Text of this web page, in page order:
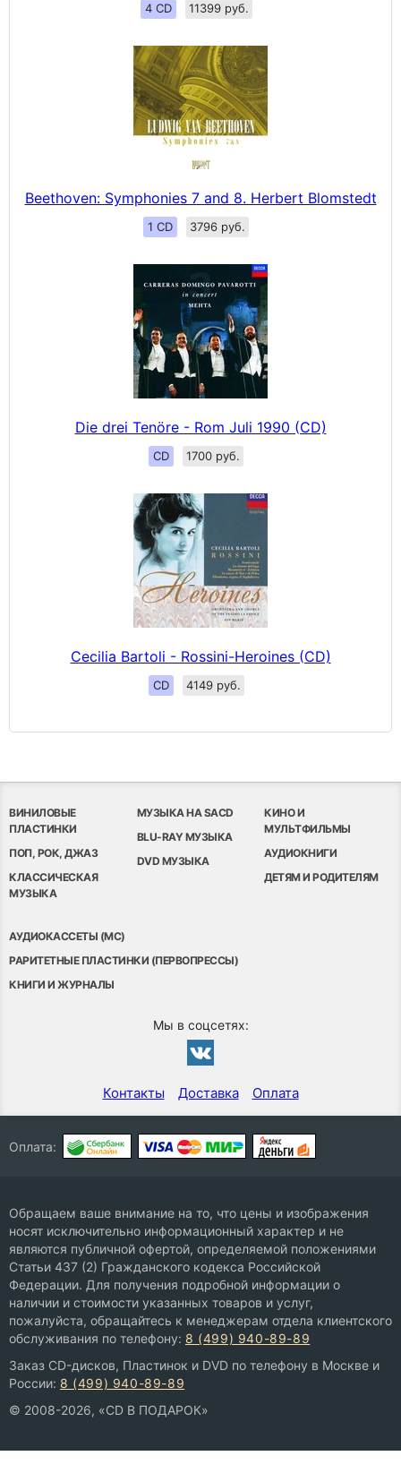
4 CD 11399 руб.
Beethoven: Symphonies 7 and 8. Herbert Blomstedt
1 CD 3796 руб.
Die drei Tenöre - Rom Juli 1990 (CD)
CD 1700 руб.
Cecilia Bartoli - Rossini-Heroines (CD)
CD 4149 руб.
ВИНИЛОВЫЕ
ПЛАСТИНКИ
ПОП, РОК, ДЖАЗ
КЛАССИЧЕСКАЯ
МУЗЫКА
МУЗЫКА НА SACD
BLU-RAY МУЗЫКА
DVD МУЗЫКА
КИНО И
МУЛЬТФИЛЬМЫ
АУДИОКНИГИ
ДЕТЯМ И РОДИТЕЛЯМ
АУДИОКАССЕТЫ (MC)
РАРИТЕТНЫЕ ПЛАСТИНКИ (ПЕРВОПРЕССЫ)
КНИГИ И ЖУРНАЛЫ
Мы в соцсетях:
Контакты Доставка Оплата
Оплата:
Обращаем ваше внимание на то, что цены и изображения
носят исключительно информационный характер и не
являются публичной офертой, определяемой положениями
Статьи 437 (2) Гражданского кодекса Российской
Федерации. Для получения подробной информации о
наличии и стоимости указанных товаров и услуг,
пожалуйста, обращайтесь к менеджерам отдела клиентского
обслуживания по телефону: 8 (499) 940-89-89
Заказ CD-дисков, Пластинок и DVD по телефону в Москве и
России: 8 (499) 940-89-89
© 2008-2026, «CD В ПОДАРОК»